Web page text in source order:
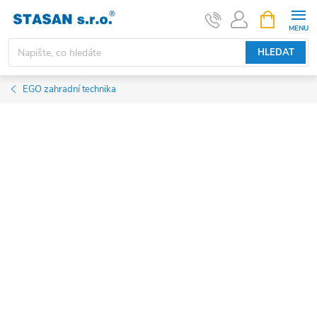
obsah
HLEDAT
NÁKUPNÍ
KOŠÍK
EGO zahradní technika